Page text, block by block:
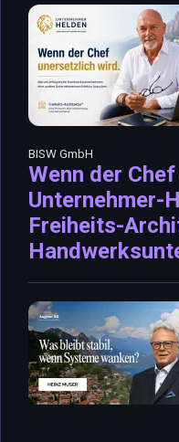
BISW GmbH
Wenn der
Unternehmer-
Freiheits-